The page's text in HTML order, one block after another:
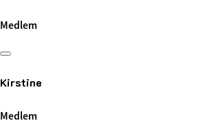
Medlem
Kirstine
Medlem